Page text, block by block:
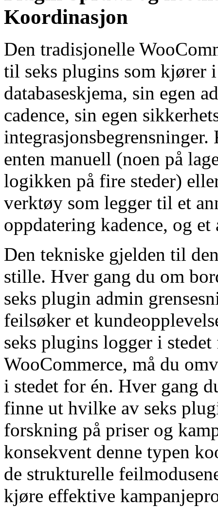
Koordinasjon
Den tradisjonelle
til seks plugins som kjører
databaseskjema, sin egen
cadence, sin egen
enten manuell (noen på
logikken på fire steder)
verktøy som legger til et
oppdatering kadence, og
Den tekniske gjelden til
stille. Hver gang du om
seks plugin admin
feilsøker et
seks plugins logger i
WooCommerce, må du
i stedet for én. Hver gang
finne ut hvilke av seks
forskning på priser og
konsekvent denne typen
de strukturelle
kjøre effektive